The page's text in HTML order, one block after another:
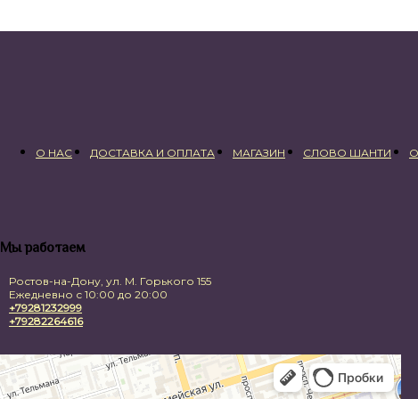
О НАС ДОСТАВКА И ОПЛАТА МАГАЗИН СЛОВО ШАНТИ
Мы работаем
Ростов-на-Дону, ул. М. Горького 155
Ежедневно с 10:00 до 20:00
+79281232999
+79282264616